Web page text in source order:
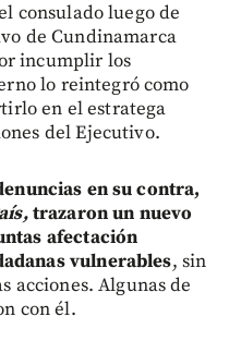
consulado luego de
de Cundinamarca
incumplir los
lo reintegró como
en el estratega
del Ejecutivo.
en su contra,
trazaron un nuevo
afectación
vulnerables, sin
acciones. Algunas de
con él.